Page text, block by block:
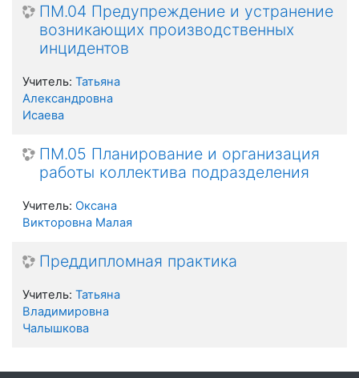
ПМ.04 Предупреждение и устранение
возникающих производственных
инцидентов
Учитель: Татьяна
Александровна
Исаева
ПМ.05 Планирование и организация
работы коллектива подразделения
Учитель: Оксана
Викторовна Малая
Преддипломная практика
Учитель: Татьяна
Владимировна
Чалышкова